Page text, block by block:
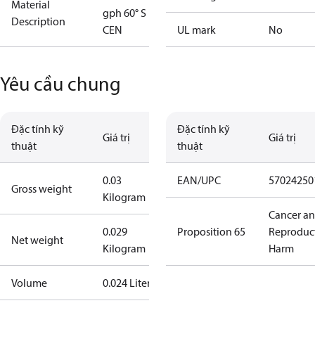
Material
Description
gph 60° S
CEN
UL mark No
Yêu cầu chung
Đặc tính kỹ
thuật
Giá trị
Gross weight
0.03
Kilogram
Net weight
0.029
Kilogram
Volume 0.024 Liter
Đặc tính kỹ
thuật
Giá trị
EAN/UPC
Proposition 65
Cancer
Harm